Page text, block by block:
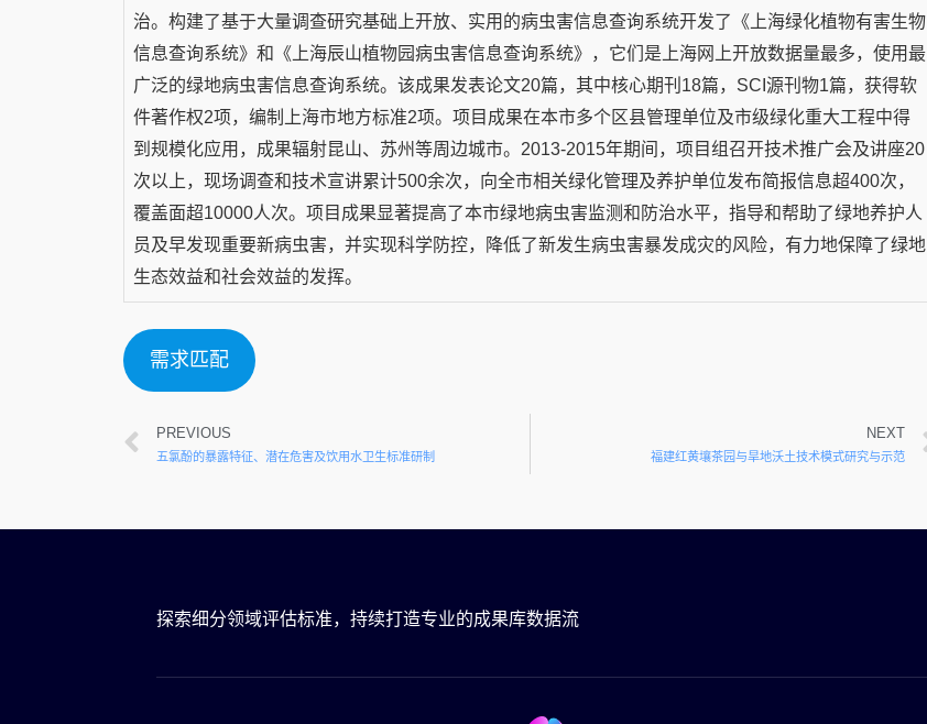
治。构建了基于大量调查研究基础上开放、实用的病虫害信息查询系统开发了《上海绿化植物有害生物
信息查询系统》和《上海辰山植物园病虫害信息查询系统》，它们是上海网上开放数据量最多，使用最
广泛的绿地病虫害信息查询系统。该成果发表论文20篇，其中核心期刊18篇，SCI源刊物1篇，获得软
件著作权2项，编制上海市地方标准2项。项目成果在本市多个区县管理单位及市级绿化重大工程中得
到规模化应用，成果辐射昆山、苏州等周边城市。2013-2015年期间，项目组召开技术推广会及讲座20
次以上，现场调查和技术宣讲累计500余次，向全市相关绿化管理及养护单位发布简报信息超400次，
覆盖面超10000人次。项目成果显著提高了本市绿地病虫害监测和防治水平，指导和帮助了绿地养护人
员及早发现重要新病虫害，并实现科学防控，降低了新发生病虫害暴发成灾的风险，有力地保障了绿地
生态效益和社会效益的发挥。
需求匹配
PREVIOUS
五氯酚的暴露特征、潜在危害及饮用水卫生标准研制
NEXT
福建红黄壤茶园与旱地沃土技术模式研究与示范
探索细分领域评估标准，持续打造专业的成果库数据流